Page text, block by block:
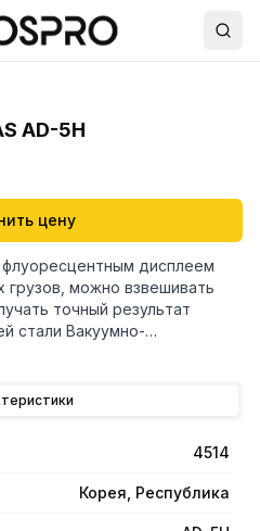
AD-5H
цену
дисплеем
грузов, можно взвешивать
точный результат
стали Вакуумно-
Интерфейс RS-232
4514
Корея, Республика